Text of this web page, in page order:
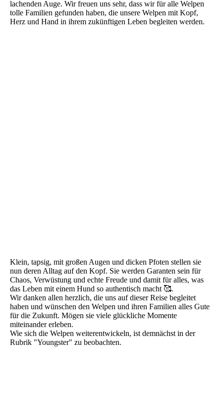
lachenden Auge. Wir freuen uns sehr, dass wir für alle Welpen
tolle Familien gefunden haben, die unsere Welpen mit Kopf,
Herz und Hand in ihrem zukünftigen Leben begleiten werden.
Klein, tapsig, mit großen Augen und dicken Pfoten stellen sie
nun deren Alltag auf den Kopf. Sie werden Garanten sein für
Chaos, Verwüstung und echte Freude und damit für alles, was
das Leben mit einem Hund so authentisch macht 🥰.
Wir danken allen herzlich, die uns auf dieser Reise begleitet
haben und wünschen den Welpen und ihren Familien alles Gute
für die Zukunft. Mögen sie viele glückliche Momente
miteinander erleben.
Wie sich die Welpen weiterentwickeln, ist demnächst in der
Rubrik "Youngster" zu beobachten.